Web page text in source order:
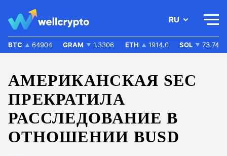
RU
BTC 64904 GRAM 1.3306 ETH 1914.0 SOL 73.74
АМЕРИКАНСКАЯ SEC
ПРЕКРАТИЛА
РАССЛЕДОВАНИЕ В
ОТНОШЕНИИ BUSD